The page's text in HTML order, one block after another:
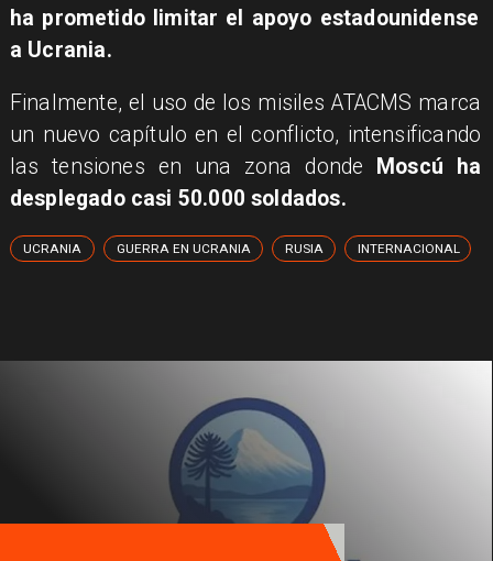
ha prometido limitar el apoyo estadounidense
a Ucrania.
Finalmente, el uso de los misiles ATACMS marca
un nuevo capítulo en el conflicto, intensificando
las tensiones en una zona donde
Moscú ha
desplegado casi 50.000 soldados.
UCRANIA GUERRA EN UCRANIA RUSIA INTERNACIONAL